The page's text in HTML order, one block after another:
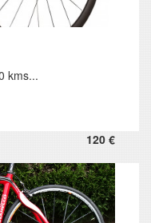
kms...
120 €